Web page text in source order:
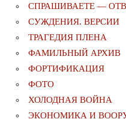
СПРАШИВАЕТЕ —
СУЖДЕНИЯ. ВЕРСИИ
ТРАГЕДИЯ ПЛЕНА
ФАМИЛЬНЫЙ АРХИВ
ФОРТИФИКАЦИЯ
ФОТО
ХОЛОДНАЯ ВОЙНА
ЭКОНОМИКА И